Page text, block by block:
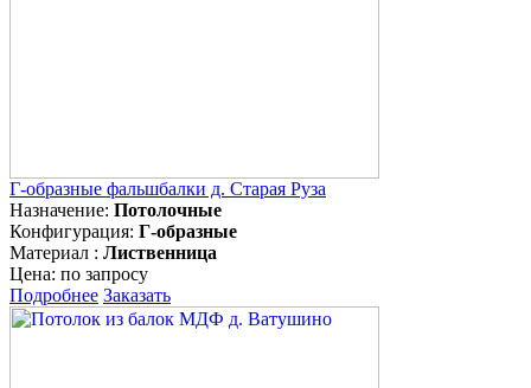
Г-образные фальшбалки д. Старая Руза
Назначение: Потолочные
Конфигурация: Г-образные
Материал : Лиственница
Цена: по запросу
Подробнее Заказать